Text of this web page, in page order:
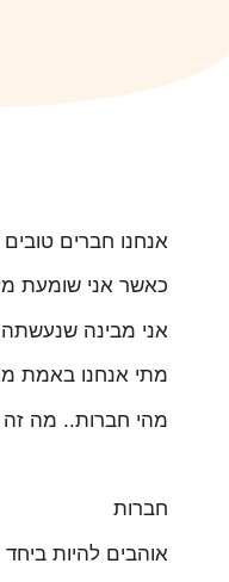
אנחנו חברים טובים
כאשר אני שומעת
אני מבינה שנעשתה
מתי אנחנו באמת
מהי חברות.. מה זה
חברות
אוהבים להיות ביחד